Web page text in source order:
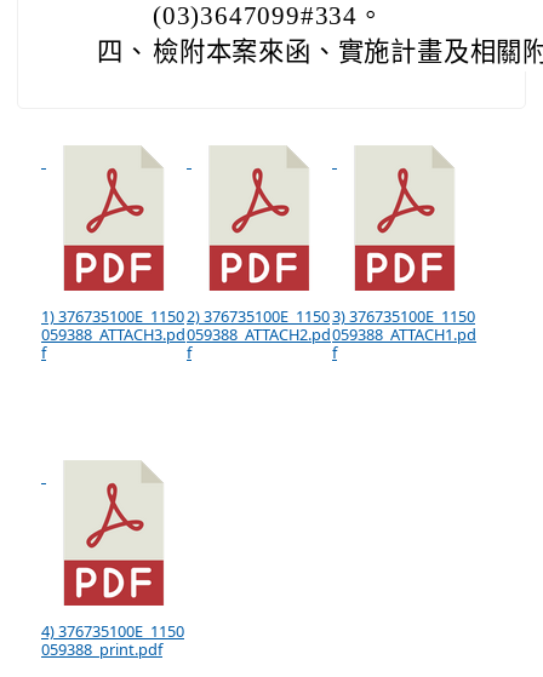
(03)3647099#334。
四、 檢附本案來函、實施計畫及相關
1) 376735100E_1150
059388_ATTACH3.pd
f
2) 376735100E_1150
059388_ATTACH2.pd
f
3) 376735100E_1150
059388_ATTACH1.pd
f
4) 376735100E_1150
059388_print.pdf